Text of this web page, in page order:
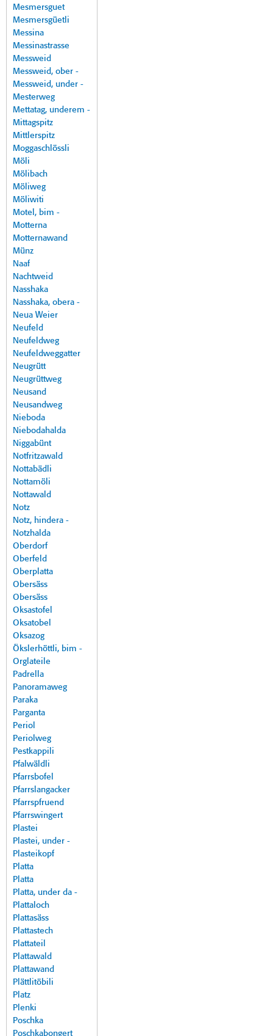
Mesmersguet
Mesmersgüetli
Messina
Messinastrasse
Messweid
Messweid, ober -
Messweid, under -
Mesterweg
Mettatag, underem -
Mittagspitz
Mittlerspitz
Moggaschlössli
Möli
Mölibach
Möliweg
Möliwiti
Motel, bim -
Motterna
Motternawand
Münz
Naaf
Nachtweid
Nasshaka
Nasshaka, obera -
Neua Weier
Neufeld
Neufeldweg
Neufeldweggatter
Neugrütt
Neugrüttweg
Neusand
Neusandweg
Nieboda
Niebodahalda
Niggabünt
Notfritzawald
Nottabädli
Nottamöli
Nottawald
Notz
Notz, hindera -
Notzhalda
Oberdorf
Oberfeld
Oberplatta
Obersäss
Obersäss
Oksastofel
Oksatobel
Oksazog
Ökslerhöttli, bim -
Orglateile
Padrella
Panoramaweg
Paraka
Parganta
Periol
Periolweg
Pestkappili
Pfalwäldli
Pfarrsbofel
Pfarrslangacker
Pfarrspfruend
Pfarrswingert
Plastei
Plastei, under -
Plasteikopf
Platta
Platta
Platta, under da -
Plattaloch
Plattasäss
Plattastech
Plattateil
Plattawald
Plattawand
Plättlitöbili
Platz
Plenki
Poschka
Poschkabongert